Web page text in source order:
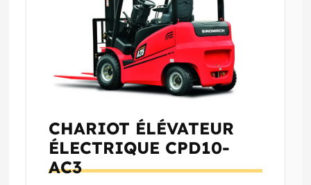
CHARIOT ÉLÉVATEUR
ÉLECTRIQUE CPD10-
AC3